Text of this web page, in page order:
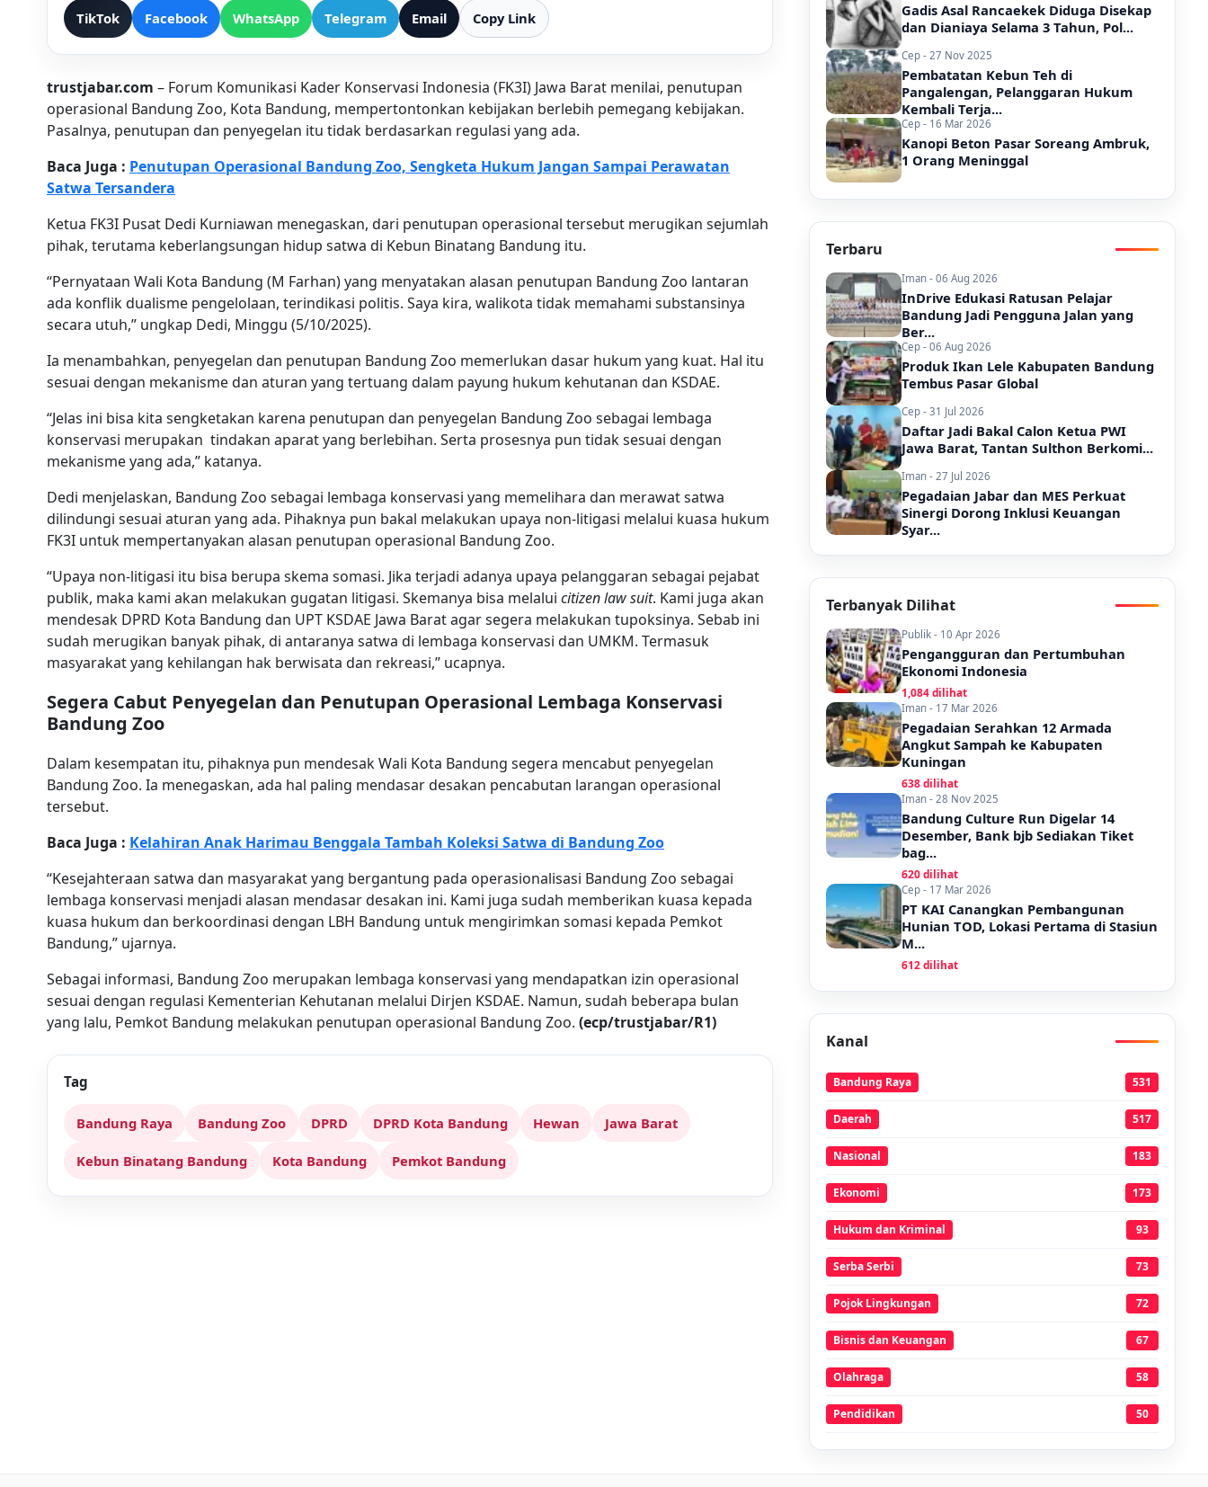
TikTok Facebook WhatsApp Telegram Email Copy Link
trustjabar.com – Forum Komunikasi Kader Konservasi Indonesia (FK3I) Jawa Barat menilai, penutupan
operasional Bandung Zoo, Kota Bandung, mempertontonkan kebijakan berlebih pemegang kebijakan.
Pasalnya, penutupan dan penyegelan itu tidak berdasarkan regulasi yang ada.
Baca Juga : Penutupan Operasional Bandung Zoo, Sengketa Hukum Jangan Sampai Perawatan
Satwa Tersandera
Ketua FK3I Pusat Dedi Kurniawan menegaskan, dari penutupan operasional tersebut merugikan sejumlah
pihak, terutama keberlangsungan hidup satwa di Kebun Binatang Bandung itu.
“Pernyataan Wali Kota Bandung (M Farhan) yang menyatakan alasan penutupan Bandung Zoo lantaran
ada konflik dualisme pengelolaan, terindikasi politis. Saya kira, walikota tidak memahami substansinya
secara utuh,” ungkap Dedi, Minggu (5/10/2025).
Ia menambahkan, penyegelan dan penutupan Bandung Zoo memerlukan dasar hukum yang kuat. Hal itu
sesuai dengan mekanisme dan aturan yang tertuang dalam payung hukum kehutanan dan KSDAE.
“Jelas ini bisa kita sengketakan karena penutupan dan penyegelan Bandung Zoo sebagai lembaga
konservasi merupakan tindakan aparat yang berlebihan. Serta prosesnya pun tidak sesuai dengan
mekanisme yang ada,” katanya.
Dedi menjelaskan, Bandung Zoo sebagai lembaga konservasi yang memelihara dan merawat satwa
dilindungi sesuai aturan yang ada. Pihaknya pun bakal melakukan upaya non-litigasi melalui kuasa hukum
FK3I untuk mempertanyakan alasan penutupan operasional Bandung Zoo.
“Upaya non-litigasi itu bisa berupa skema somasi. Jika terjadi adanya upaya pelanggaran sebagai pejabat
publik, maka kami akan melakukan gugatan litigasi. Skemanya bisa melalui citizen law suit. Kami juga akan
mendesak DPRD Kota Bandung dan UPT KSDAE Jawa Barat agar segera melakukan tupoksinya. Sebab ini
sudah merugikan banyak pihak, di antaranya satwa di lembaga konservasi dan UMKM. Termasuk
masyarakat yang kehilangan hak berwisata dan rekreasi,” ucapnya.
Segera Cabut Penyegelan dan Penutupan Operasional Lembaga Konservasi
Bandung Zoo
Dalam kesempatan itu, pihaknya pun mendesak Wali Kota Bandung segera mencabut penyegelan
Bandung Zoo. Ia menegaskan, ada hal paling mendasar desakan pencabutan larangan operasional
tersebut.
Baca Juga : Kelahiran Anak Harimau Benggala Tambah Koleksi Satwa di Bandung Zoo
“Kesejahteraan satwa dan masyarakat yang bergantung pada operasionalisasi Bandung Zoo sebagai
lembaga konservasi menjadi alasan mendasar desakan ini. Kami juga sudah memberikan kuasa kepada
kuasa hukum dan berkoordinasi dengan LBH Bandung untuk mengirimkan somasi kepada Pemkot
Bandung,” ujarnya.
Sebagai informasi, Bandung Zoo merupakan lembaga konservasi yang mendapatkan izin operasional
sesuai dengan regulasi Kementerian Kehutanan melalui Dirjen KSDAE. Namun, sudah beberapa bulan
yang lalu, Pemkot Bandung melakukan penutupan operasional Bandung Zoo. (ecp/trustjabar/R1)
Tag
Bandung Raya Bandung Zoo DPRD DPRD Kota Bandung Hewan Jawa Barat
Kebun Binatang Bandung Kota Bandung Pemkot Bandung
Gadis Asal Rancaekek Diduga Disekap
dan Dianiaya Selama 3 Tahun, Pol...
Cep - 27 Nov 2025
Pembatatan Kebun Teh di
Pangalengan, Pelanggaran Hukum
Kembali Terja...
Cep - 16 Mar 2026
Kanopi Beton Pasar Soreang Ambruk,
1 Orang Meninggal
Terbaru
Iman - 06 Aug 2026
InDrive Edukasi Ratusan Pelajar
Bandung Jadi Pengguna Jalan yang
Ber...
Cep - 06 Aug 2026
Produk Ikan Lele Kabupaten Bandung
Tembus Pasar Global
Cep - 31 Jul 2026
Daftar Jadi Bakal Calon Ketua PWI
Jawa Barat, Tantan Sulthon Berkomi...
Iman - 27 Jul 2026
Pegadaian Jabar dan MES Perkuat
Sinergi Dorong Inklusi Keuangan
Syar...
Terbanyak Dilihat
Publik - 10 Apr 2026
Pengangguran dan Pertumbuhan
Ekonomi Indonesia
1,084 dilihat
Iman - 17 Mar 2026
Pegadaian Serahkan 12 Armada
Angkut Sampah ke Kabupaten
Kuningan
638 dilihat
Iman - 28 Nov 2025
Bandung Culture Run Digelar 14
Desember, Bank bjb Sediakan Tiket
bag...
620 dilihat
Cep - 17 Mar 2026
PT KAI Canangkan Pembangunan
Hunian TOD, Lokasi Pertama di Stasiun
M...
612 dilihat
Kanal
Bandung Raya 531
Daerah 517
Nasional 183
Ekonomi 173
Hukum dan Kriminal 93
Serba Serbi 73
Pojok Lingkungan 72
Bisnis dan Keuangan 67
Olahraga 58
Pendidikan 50